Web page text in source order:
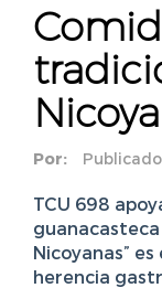
Por:
TCU 698
Nicoyanas”
herencia